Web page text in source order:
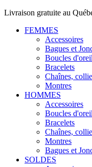
Livraison gratuite au
FEMMES
Accessoires
Bagues et
Boucles
Bracelets
Chaînes,
Montres
HOMMES
Accessoires
Boucles
Bracelets
Chaînes,
Montres
Bagues et
SOLDES